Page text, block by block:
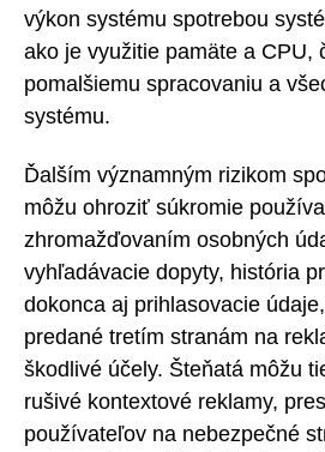
výkon systému spotrebou
ako je využitie pamäte a CPU,
pomalšiemu spracovaniu a
systému.
Ďalším významným rizikom
môžu ohroziť súkromie
zhromažďovaním osobných
vyhľadávacie dopyty, história
dokonca aj prihlasovacie
predané tretím stranám na
škodlivé účely. Šteňatá môžu
rušivé kontextové reklamy,
používateľov na nebezpečné